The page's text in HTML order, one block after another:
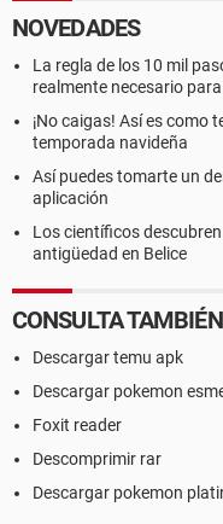
NOVEDADES
La regla de los 10 mil
realmente necesario
¡No caigas! Así es como
temporada navideña
Así puedes tomarte un
aplicación
Los científicos
antigüedad en Belice
CONSULTA TAMBIÉN
Descargar temu apk
Descargar pokemon
Foxit reader
Descomprimir rar
Descargar pokemon